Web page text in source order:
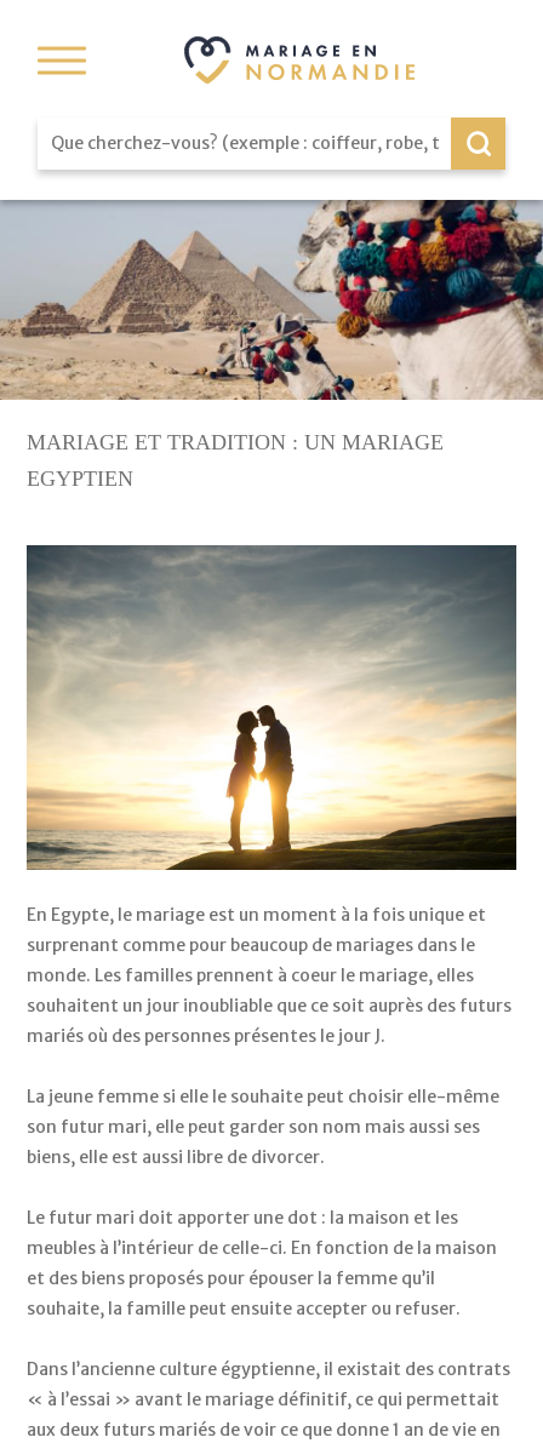
MARIAGE ET TRADITION : UN MARIAGE
EGYPTIEN
En Egypte, le mariage est un moment à la fois unique et
surprenant comme pour beaucoup de mariages dans le
monde. Les familles prennent à coeur le mariage, elles
souhaitent un jour inoubliable que ce soit auprès des futurs
mariés où des personnes présentes le jour J.
La jeune femme si elle le souhaite peut choisir elle-même
son futur mari, elle peut garder son nom mais aussi ses
biens, elle est aussi libre de divorcer.
Le futur mari doit apporter une dot : la maison et les
meubles à l’intérieur de celle-ci. En fonction de la maison
et des biens proposés pour épouser la femme qu’il
souhaite, la famille peut ensuite accepter ou refuser.
Dans l’ancienne culture égyptienne, il existait des contrats
« à l’essai » avant le mariage définitif, ce qui permettait
aux deux futurs mariés de voir ce que donne 1 an de vie en